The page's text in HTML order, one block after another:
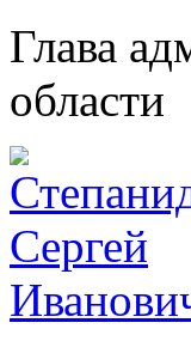
Глава
области